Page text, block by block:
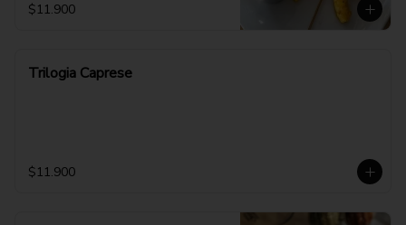
$11.900
Trilogia Caprese
$11.900